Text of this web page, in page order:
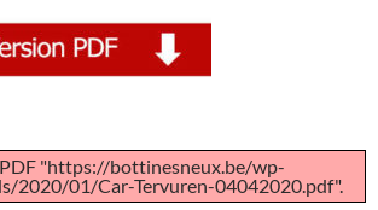
"https://bottinesneux.be/wp-
2020/01/Car-Tervuren-04042020.pdf".